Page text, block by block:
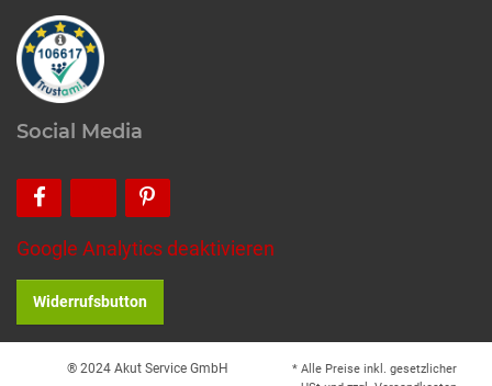
Social Media
Google Analytics deaktivieren
Widerrufsbutton
® 2024 Akut Service GmbH
* Alle Preise inkl. gesetzlicher